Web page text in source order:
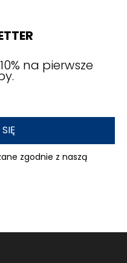
na pierwsze
zgodnie z naszą